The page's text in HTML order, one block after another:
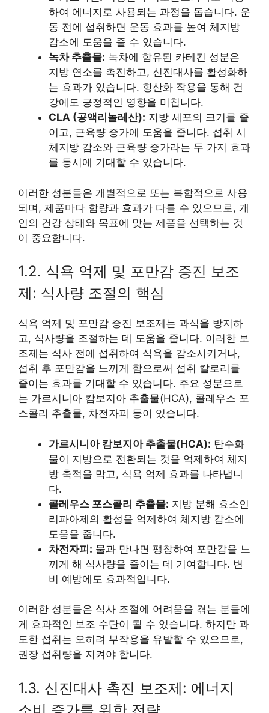
하여 에너지로 사용되는 과정을 돕습니다. 운
동 전에 섭취하면 운동 효과를 높여 체지방
감소에 도움을 줄 수 있습니다.
녹차 추출물: 녹차에 함유된 카테킨 성분은
지방 연소를 촉진하고, 신진대사를 활성화하
는 효과가 있습니다. 항산화 작용을 통해 건
강에도 긍정적인 영향을 미칩니다.
CLA (공액리놀레산): 지방 세포의 크기를 줄
이고, 근육량 증가에 도움을 줍니다. 섭취 시
체지방 감소와 근육량 증가라는 두 가지 효과
를 동시에 기대할 수 있습니다.
이러한 성분들은 개별적으로 또는 복합적으로 사용
되며, 제품마다 함량과 효과가 다를 수 있으므로, 개
인의 건강 상태와 목표에 맞는 제품을 선택하는 것
이 중요합니다.
1.2. 식욕 억제 및 포만감 증진 보조
제: 식사량 조절의 핵심
식욕 억제 및 포만감 증진 보조제는 과식을 방지하
고, 식사량을 조절하는 데 도움을 줍니다. 이러한 보
조제는 식사 전에 섭취하여 식욕을 감소시키거나,
섭취 후 포만감을 느끼게 함으로써 섭취 칼로리를
줄이는 효과를 기대할 수 있습니다. 주요 성분으로
는 가르시니아 캄보지아 추출물(HCA), 콜레우스 포
스콜리 추출물, 차전자피 등이 있습니다.
가르시니아 캄보지아 추출물(HCA): 탄수화
물이 지방으로 전환되는 것을 억제하여 체지
방 축적을 막고, 식욕 억제 효과를 나타냅니
다.
콜레우스 포스콜리 추출물: 지방 분해 효소인
리파아제의 활성을 억제하여 체지방 감소에
도움을 줍니다.
차전자피: 물과 만나면 팽창하여 포만감을 느
끼게 해 식사량을 줄이는 데 기여합니다. 변
비 예방에도 효과적입니다.
이러한 성분들은 식사 조절에 어려움을 겪는 분들에
게 효과적인 보조 수단이 될 수 있습니다. 하지만 과
도한 섭취는 오히려 부작용을 유발할 수 있으므로,
권장 섭취량을 지켜야 합니다.
1.3. 신진대사 촉진 보조제: 에너지